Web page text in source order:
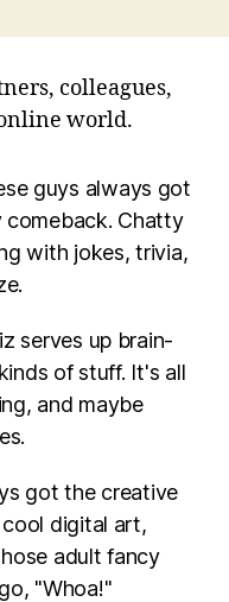
colleagues,
world.
guys always got
comeback. Chatty
with jokes, trivia,
serves up brain-
of stuff. It's all
and maybe
got the creative
digital art,
adult fancy
"Whoa!"